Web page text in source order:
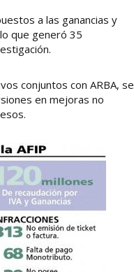
a las ganancias y
que generó 35
conjuntos con ARBA, se
en mejoras no